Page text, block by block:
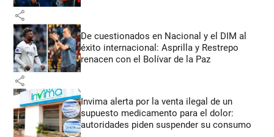
share
De cuestionados en Nacional y el DIM al
éxito internacional: Asprilla y Restrepo
renacen con el Bolívar de la Paz
share
Invima alerta por la venta ilegal de un
supuesto medicamento para el dolor:
autoridades piden suspender su consumo